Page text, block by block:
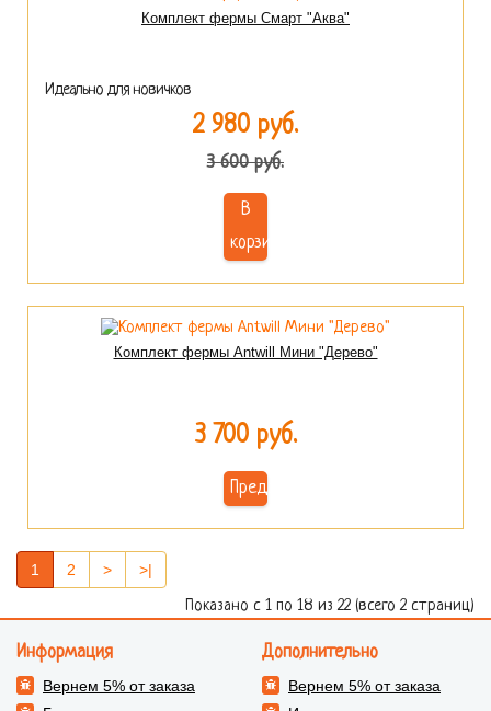
Комплект фермы Смарт "Аква"
Идеально для новичков
2 980 руб.
3 600 руб.
В
корзину
Комплект фермы Antwill Мини "Дерево"
3 700 руб.
Предзаказ
1 2 > >|
Показано с 1 по 18 из 22 (всего 2 страниц)
Информация
Вернем 5% от заказа
Дополнительно
Вернем 5% от заказа